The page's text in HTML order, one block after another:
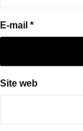
E-mail *
Site web